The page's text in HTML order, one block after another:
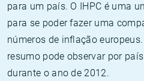
para um país. O IHPC é uma
para se poder fazer uma
números de inflação
resumo pode observar por
durante o ano de 2012.